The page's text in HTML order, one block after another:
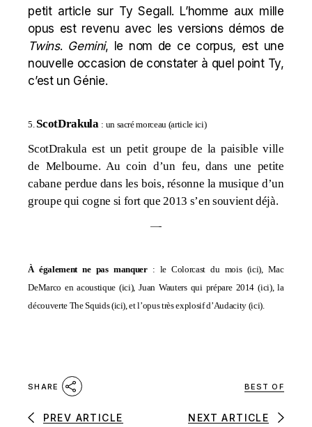
petit article sur Ty Segall. L’homme aux mille
opus est revenu avec les versions démos de
Twins. Gemini, le nom de ce corpus, est une
nouvelle occasion de constater à quel point Ty,
c’est un Génie.
5.ScotDrakula : un sacré morceau (article ici)
ScotDrakula est un petit groupe de la paisible ville
de Melbourne. Au coin d’un feu, dans une petite
cabane perdue dans les bois, résonne la musique d’un
groupe qui cogne si fort que 2013 s’en souvient déjà.
—-
À également ne pas manquer: le Colorcast du mois (ici), Mac
DeMarco en acoustique (ici), Juan Wauters qui prépare 2014 (ici), la
découverte The Squids (ici), et l’opus très explosif d’Audacity (ici).
SHARE BEST OF
PREV ARTICLE NEXT ARTICLE